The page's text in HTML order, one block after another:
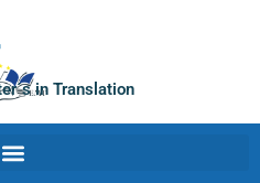
in Translation